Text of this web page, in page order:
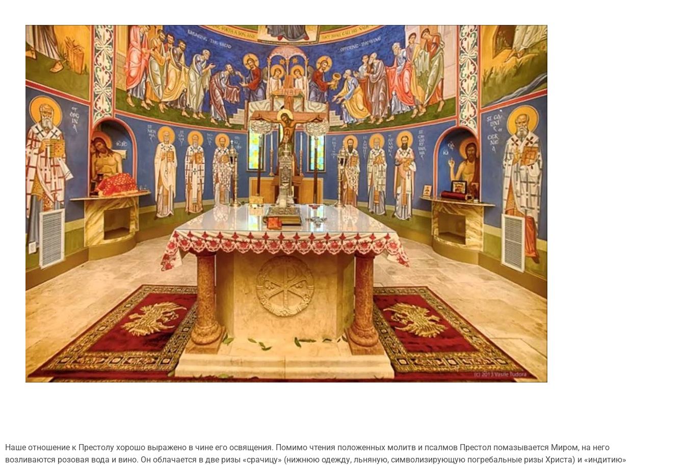
Наше отношение к Престолу хорошо выражено в чине его освящения. Помимо чтения положенных молитв и псалмов Престол помазывается Миром, на него
возливаются розовая вода и вино. Он облачается в две ризы «срачицу» (нижнюю одежду, льняную, символизирующую погребальные ризы Христа) и «индитию»